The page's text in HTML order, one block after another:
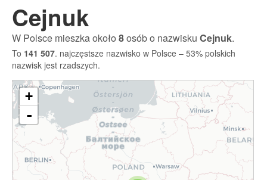
Cejnuk
W Polsce mieszka około8osób o nazwisku Cejnuk.
To 141 507. najczęstsze nazwisko w Polsce – 53% polskich
nazwisk jest rzadszych.
+
-